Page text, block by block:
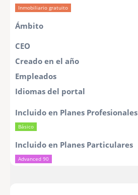
Inmobiliario gratuito
Ámbito
CEO
Creado en el año
Empleados
Idiomas del portal
Incluido en Planes Profesionales
Básico
Incluido en Planes Particulares
Advanced 90